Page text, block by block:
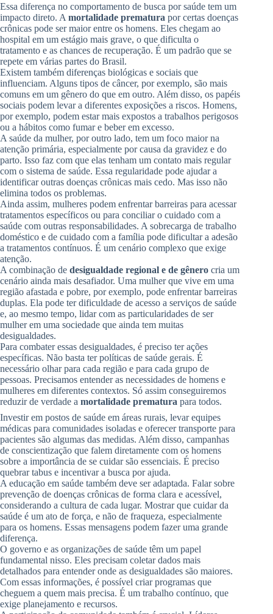
Essa diferença no comportamento de busca por saúde tem um
impacto direto. A mortalidade prematura por certas doenças
crônicas pode ser maior entre os homens. Eles chegam ao
hospital em um estágio mais grave, o que dificulta o
tratamento e as chances de recuperação. É um padrão que se
repete em várias partes do Brasil.
Existem também diferenças biológicas e sociais que
influenciam. Alguns tipos de câncer, por exemplo, são mais
comuns em um gênero do que em outro. Além disso, os papéis
sociais podem levar a diferentes exposições a riscos. Homens,
por exemplo, podem estar mais expostos a trabalhos perigosos
ou a hábitos como fumar e beber em excesso.
A saúde da mulher, por outro lado, tem um foco maior na
atenção primária, especialmente por causa da gravidez e do
parto. Isso faz com que elas tenham um contato mais regular
com o sistema de saúde. Essa regularidade pode ajudar a
identificar outras doenças crônicas mais cedo. Mas isso não
elimina todos os problemas.
Ainda assim, mulheres podem enfrentar barreiras para acessar
tratamentos específicos ou para conciliar o cuidado com a
saúde com outras responsabilidades. A sobrecarga de trabalho
doméstico e de cuidado com a família pode dificultar a adesão
a tratamentos contínuos. É um cenário complexo que exige
atenção.
A combinação de desigualdade regional e de gênero cria um
cenário ainda mais desafiador. Uma mulher que vive em uma
região afastada e pobre, por exemplo, pode enfrentar barreiras
duplas. Ela pode ter dificuldade de acesso a serviços de saúde
e, ao mesmo tempo, lidar com as particularidades de ser
mulher em uma sociedade que ainda tem muitas
desigualdades.
Para combater essas desigualdades, é preciso ter ações
específicas. Não basta ter políticas de saúde gerais. É
necessário olhar para cada região e para cada grupo de
pessoas. Precisamos entender as necessidades de homens e
mulheres em diferentes contextos. Só assim conseguiremos
reduzir de verdade a mortalidade prematura para todos.
Investir em postos de saúde em áreas rurais, levar equipes
médicas para comunidades isoladas e oferecer transporte para
pacientes são algumas das medidas. Além disso, campanhas
de conscientização que falem diretamente com os homens
sobre a importância de se cuidar são essenciais. É preciso
quebrar tabus e incentivar a busca por ajuda.
A educação em saúde também deve ser adaptada. Falar sobre
prevenção de doenças crônicas de forma clara e acessível,
considerando a cultura de cada lugar. Mostrar que cuidar da
saúde é um ato de força, e não de fraqueza, especialmente
para os homens. Essas mensagens podem fazer uma grande
diferença.
O governo e as organizações de saúde têm um papel
fundamental nisso. Eles precisam coletar dados mais
detalhados para entender onde as desigualdades são maiores.
Com essas informações, é possível criar programas que
cheguem a quem mais precisa. É um trabalho contínuo, que
exige planejamento e recursos.